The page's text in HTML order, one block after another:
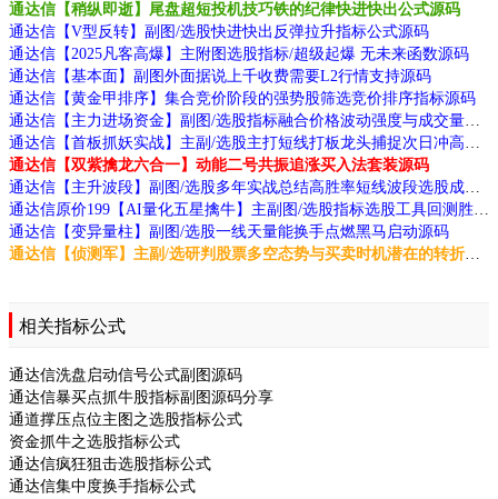
通达信【稍纵即逝】尾盘超短投机技巧铁的纪律快进快出公式源码
通达信【V型反转】副图/选股快进快出反弹拉升指标公式源码
通达信【2025凡客高爆】主附图选股指标/超级起爆 无未来函数源码
通达信【基本面】副图外面据说上千收费需要L2行情支持源码
通达信【黄金甲排序】集合竞价阶段的强势股筛选竞价排序指标源码
通达信【主力进场资金】副图/选股指标融合价格波动强度与成交量分布原理规避假放量陷阱源码
通达信【首板抓妖实战】主副/选股主打短线打板龙头捕捉次日冲高套利源码
通达信【双紫擒龙六合一】动能二号共振追涨买入法套装源码
通达信【主升波段】副图/选股多年实战总结高胜率短线波段选股成功率惊人源码
通达信原价199【AI量化五星擒牛】主副图/选股指标选股工具回测胜率96%源码
通达信【变异量柱】副图/选股一线天量能换手点燃黑马启动源码
通达信【侦测军】主副/选研判股票多空态势与买卖时机潜在的转折点源码
相关指标公式
通达信洗盘启动信号公式副图源码
通达信暴买点抓牛股指标副图源码分享
通道撑压点位主图之选股指标公式
资金抓牛之选股指标公式
通达信疯狂狙击选股指标公式
通达信集中度换手指标公式